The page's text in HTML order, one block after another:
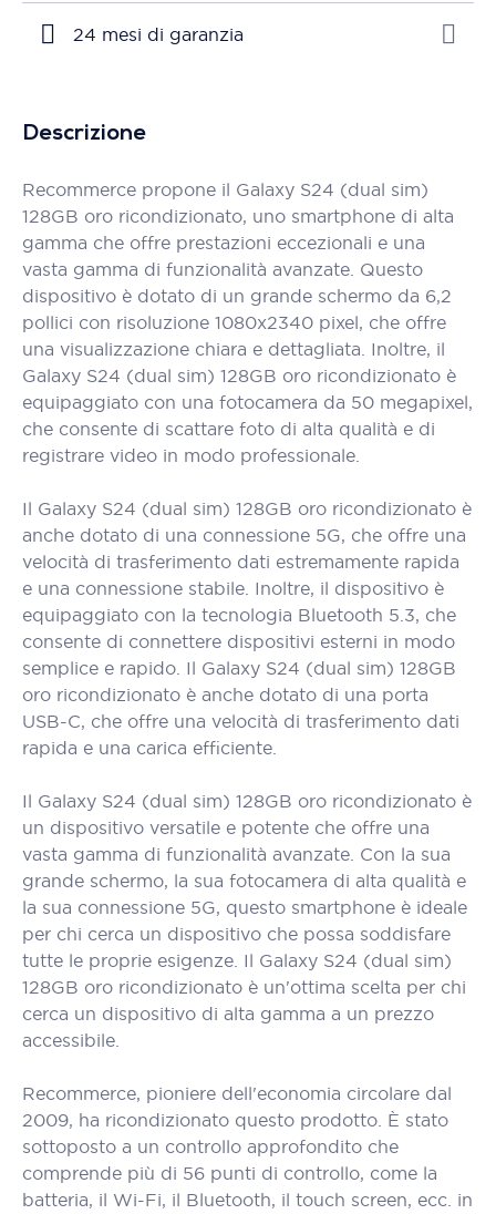
24 mesi di garanzia
Descrizione
Recommerce propone il Galaxy S24 (dual sim)
128GB oro ricondizionato, uno smartphone di alta
gamma che offre prestazioni eccezionali e una
vasta gamma di funzionalità avanzate. Questo
dispositivo è dotato di un grande schermo da 6,2
pollici con risoluzione 1080x2340 pixel, che offre
una visualizzazione chiara e dettagliata. Inoltre, il
Galaxy S24 (dual sim) 128GB oro ricondizionato è
equipaggiato con una fotocamera da 50 megapixel,
che consente di scattare foto di alta qualità e di
registrare video in modo professionale.
Il Galaxy S24 (dual sim) 128GB oro ricondizionato è
anche dotato di una connessione 5G, che offre una
velocità di trasferimento dati estremamente rapida
e una connessione stabile. Inoltre, il dispositivo è
equipaggiato con la tecnologia Bluetooth 5.3, che
consente di connettere dispositivi esterni in modo
semplice e rapido. Il Galaxy S24 (dual sim) 128GB
oro ricondizionato è anche dotato di una porta
USB-C, che offre una velocità di trasferimento dati
rapida e una carica efficiente.
Il Galaxy S24 (dual sim) 128GB oro ricondizionato è
un dispositivo versatile e potente che offre una
vasta gamma di funzionalità avanzate. Con la sua
grande schermo, la sua fotocamera di alta qualità e
la sua connessione 5G, questo smartphone è ideale
per chi cerca un dispositivo che possa soddisfare
tutte le proprie esigenze. Il Galaxy S24 (dual sim)
128GB oro ricondizionato è un'ottima scelta per chi
cerca un dispositivo di alta gamma a un prezzo
accessibile.
Recommerce, pioniere dell'economia circolare dal
2009, ha ricondizionato questo prodotto. È stato
sottoposto a un controllo approfondito che
comprende più di 56 punti di controllo, come la
batteria, il Wi-Fi, il Bluetooth, il touch screen, ecc. in